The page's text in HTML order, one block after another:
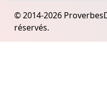
© 2014-2026
réservés.